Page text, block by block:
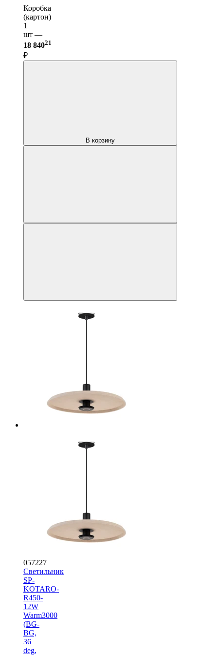
Коробка
(картон)
1
шт —
18 84021
₽
В корзину
057227
Светильник
SP-
KOTARO-
R450-
12W
Warm3000
(BG-
BG,
36
deg,